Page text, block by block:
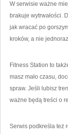
W serwisie ważne
brakuje wytrwałości.
jak wracać po
kroków, a nie
Fitness Station to
masz mało czasu,
spraw. Jeśli lubisz
ważne będą treści o
Serwis podkreśla też